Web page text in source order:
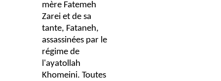
mère Fatemeh
Zarei et de sa
tante, Fataneh,
assassinées par le
régime de
l'ayatollah
Khomeini. Toutes